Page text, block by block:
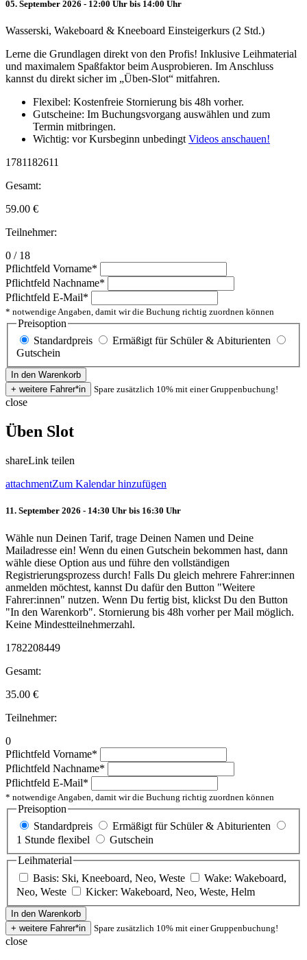
05. September 2026 - 12:00 Uhr bis 14:00 Uhr
Wasserski, Wakeboard & Kneeboard Einsteigerkurs (2 Std.)
Lerne die Grundlagen direkt von den Profis! Inklusive Leihmaterial
und maximalem Spaßfaktor beim Ausprobieren. Im Anschluss
kannst du direkt sicher im „Üben-Slot“ mitfahren.
Flexibel: Kostenfreie Stornierung bis 48h vorher.
Gutscheine: Im Buchungsvorgang auswählen und zum
Termin mitbringen.
Wichtig: vor Kursbeginn unbedingt Videos anschauen!
1781182611
Gesamt:
59.00 €
Teilnehmer:
0 / 18
Pflichtfeld Vorname*
Pflichtfeld Nachname*
Pflichtfeld E-Mail*
* notwendige Angaben, damit wir die Buchung richtig zuordnen können
Preisoption
Standardpreis
Ermäßigt für Schüler & Abiturienten
Gutschein
Spare zusätzlich 10% mit einer Gruppenbuchung!
close
Üben Slot
shareLink teilen
attachmentZum Kalendar hinzufügen
11. September 2026 - 14:30 Uhr bis 16:30 Uhr
Wähle nun Deinen Tarif, trage Deinen Namen und Deine
Mailadresse ein! Wenn du einen Gutschein bekommen hast, dann
wähle diese Option aus und führe den vollständigen
Registrierungsprozess durch! Falls Du gleich mehrere Fahrer:innen
anmelden möchtest, kannst Du dafür den Button "Weitere
Fahrer:innen" nutzen. Wenn Du fertig bist, klickst Du den Button
"In den Warenkorb". Stornierung bis 48h vorher per Mail möglich.
Keine Mindestteilnehmerzahl.
1782208449
Gesamt:
35.00 €
Teilnehmer:
0
Pflichtfeld Vorname*
Pflichtfeld Nachname*
Pflichtfeld E-Mail*
* notwendige Angaben, damit wir die Buchung richtig zuordnen können
Preisoption
Standardpreis
Ermäßigt für Schüler & Abiturienten
1 Stunde flexibel
Gutschein
Leihmaterial
Basis: Ski, Kneeboard, Neo, Weste
Wake: Wakeboard,
Neo, Weste
Kicker: Wakeboard, Neo, Weste, Helm
Spare zusätzlich 10% mit einer Gruppenbuchung!
close